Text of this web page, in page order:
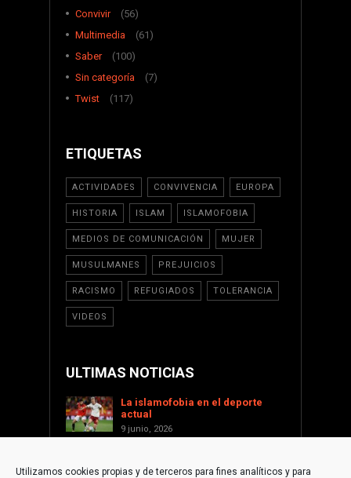
Utilizamos cookies propias y de terceros para fines analíticos y para
Convivir
(56)
Multimedia
(61)
Saber
(100)
Sin categoría
(7)
Twist
(117)
ETIQUETAS
ACTIVIDADES CONVIVENCIA EUROPA
HISTORIA ISLAM ISLAMOFOBIA
MEDIOS DE COMUNICACIÓN MUJER
MUSULMANES PREJUICIOS
RACISMO REFUGIADOS TOLERANCIA
VIDEOS
ULTIMAS NOTICIAS
La islamofobia en el deporte
actual
9 junio, 2026